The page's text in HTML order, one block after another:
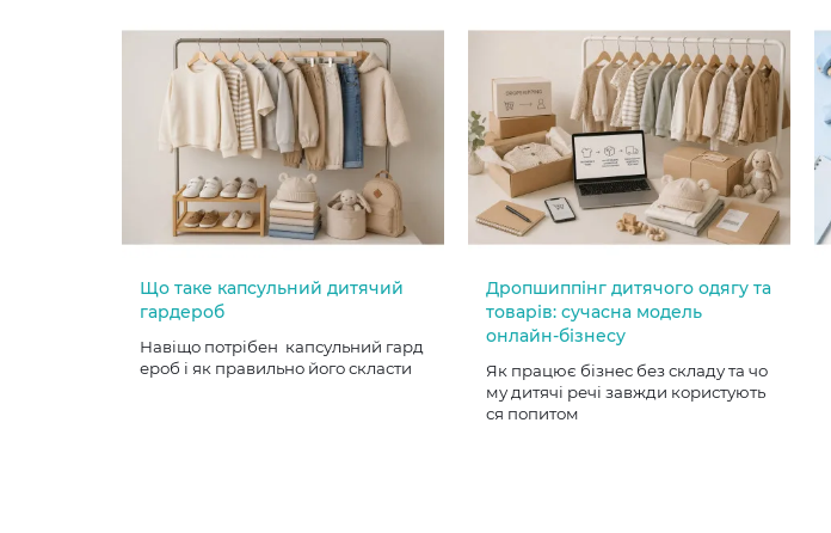
Що таке капсульний дитячий
гардероб
Навіщо потрібен капсульний гард
ероб і як правильно його скласти
Дропшиппінг дитячого одягу та
товарів: сучасна модель
онлайн-бізнесу
Як працює бізнес без складу та чо
му дитячі речі завжди користують
ся попитом